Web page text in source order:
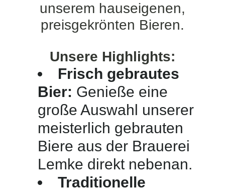
unserem hauseigenen,
preisgekrönten Bieren.
Unsere Highlights:
Frisch gebrautes
Bier: Genieße eine
große Auswahl unserer
meisterlich gebrauten
Biere aus der Brauerei
Lemke direkt nebenan.
Traditionelle